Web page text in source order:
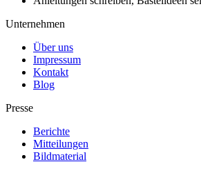
Unternehmen
Über uns
Impressum
Kontakt
Blog
Presse
Berichte
Mitteilungen
Bildmaterial